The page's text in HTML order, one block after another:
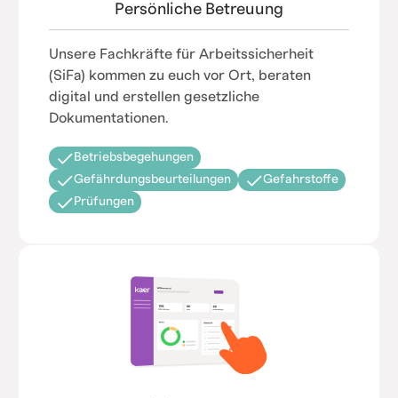
Persönliche Betreuung
Unsere Fachkräfte für Arbeitssicherheit
(SiFa) kommen zu euch vor Ort, beraten
digital und erstellen gesetzliche
Dokumentationen.
Betriebsbegehungen
Gefährdungsbeurteilungen
Gefahrstoffe
Prüfungen